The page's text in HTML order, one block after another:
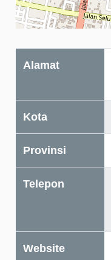
Alamat
Kota
Provinsi
Telepon
Website